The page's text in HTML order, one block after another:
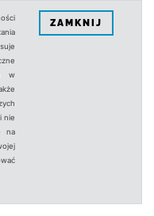
w
nie
na
ZAMKNIJ